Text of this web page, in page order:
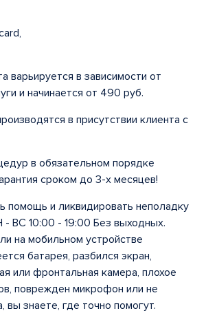
варьируется в зависимости от
и начинается от 490 руб.
в присутствии клиента с
в обязательном порядке
сроком до 3-х месяцев!
помощь и ликвидировать неполадку
ВС 10:00 - 19:00 Без выходных.
на мобильном устройстве
батарея, разбился экран,
или фронтальная камера, плохое
поврежден микрофон или не
вы знаете, где точно помогут.